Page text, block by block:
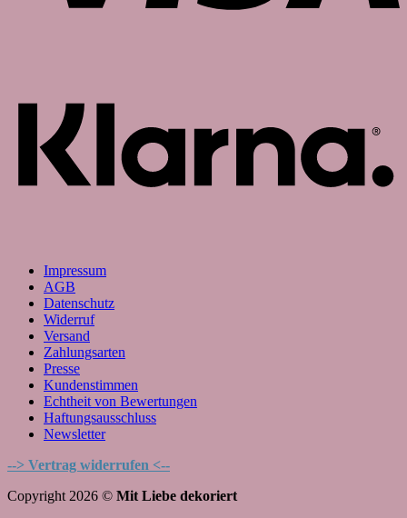
Impressum
AGB
Datenschutz
Widerruf
Versand
Zahlungsarten
Presse
Kundenstimmen
Echtheit von Bewertungen
Haftungsausschluss
Newsletter
--> Vertrag widerrufen <--
Copyright 2026 © Mit Liebe dekoriert